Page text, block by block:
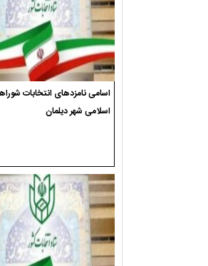
اسامی نامزدهای انتخابات
اسلامی شهر دیلمان